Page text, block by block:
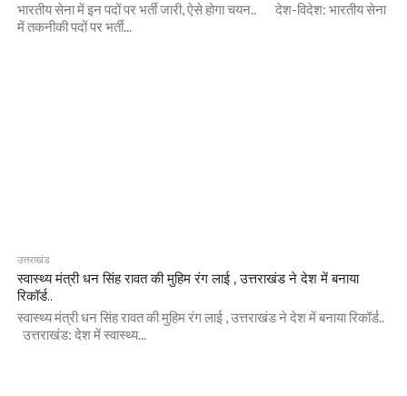
भारतीय सेना में इन पदों पर भर्ती जारी, ऐसे होगा चयन.. देश-विदेश: भारतीय सेना
में तकनीकी पदों पर भर्ती...
उत्तराखंड
स्वास्थ्य मंत्री धन सिंह रावत की मुहिम रंग लाई , उत्तराखंड ने देश में बनाया
रिकॉर्ड..
स्वास्थ्य मंत्री धन सिंह रावत की मुहिम रंग लाई , उत्तराखंड ने देश में बनाया रिकॉर्ड..
उत्तराखंड: देश में स्वास्थ्य...